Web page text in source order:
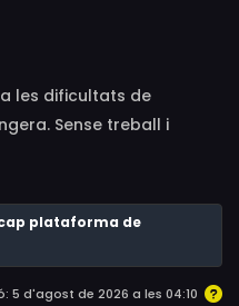
les dificultats de
Sense treball i
recorren
un fet desafortunat
plataforma de
5 d'agost de 2026 a les 04:10